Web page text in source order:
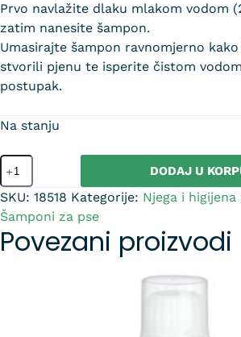
Prvo navlažite dlaku mlakom vodom
zatim nanesite šampon.
Umasirajte šampon ravnomjerno
stvorili pjenu te isperite čistom
postupak.
Na stanju
DODAJ U
SKU: 18518 Kategorije: Njega i higijena
Šamponi za pse
Povezani proizvodi